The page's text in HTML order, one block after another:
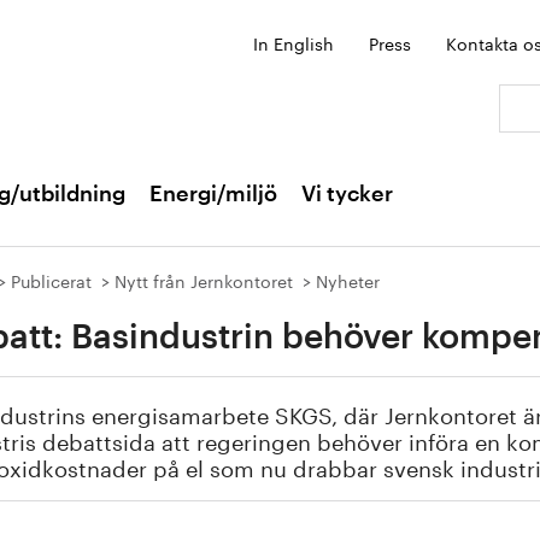
In English Press Kontakta
utbildning Energi/miljö Vi tycker
Publicerat Nytt från Jernkontoret Nyheter
Basindustrin behöver
energisamarbete SKGS, där Jernkontoret
debattsida att regeringen behöver införa en
på el som nu drabbar svensk